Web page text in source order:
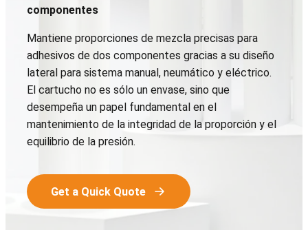
componentes
Mantiene proporciones de mezcla precisas para
adhesivos de dos componentes gracias a su diseño
lateral para sistema manual, neumático y eléctrico.
El cartucho no es sólo un envase, sino que
desempeña un papel fundamental en el
mantenimiento de la integridad de la proporción y el
equilibrio de la presión.
Get a Quick Quote